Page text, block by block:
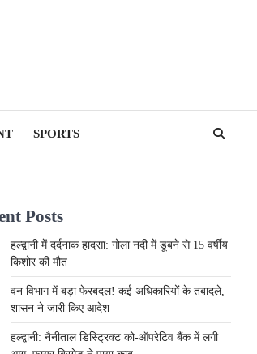
SPORTS
Posts
हल्द्वानी में दर्दनाक हादसा: गोला नदी में डूबने से 15 वर्षीय
किशोर की मौत
वन विभाग में बड़ा फेरबदल! कई अधिकारियों के तबादले,
शासन ने जारी किए आदेश
हल्द्वानी: नैनीताल डिस्ट्रिक्ट को-ऑपरेटिव बैंक में लगी